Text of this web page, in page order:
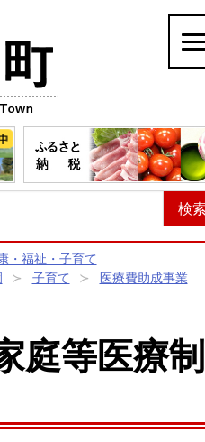
・福祉・子育て
子育て
医療費助成事業
庭等医療制